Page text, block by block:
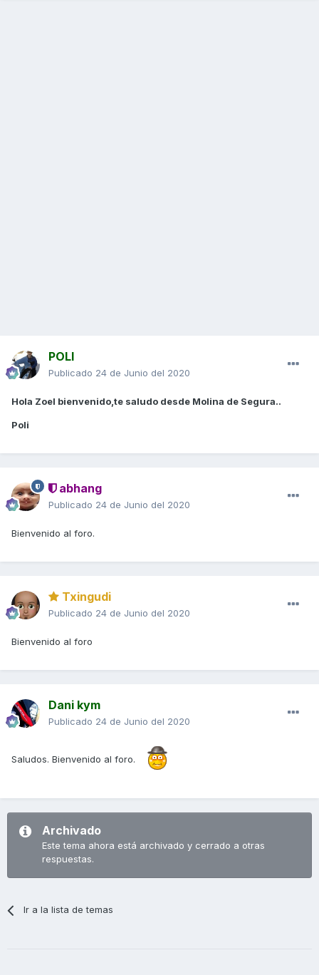
POLI
Publicado 24 de Junio del 2020
Hola Zoel bienvenido,te saludo desde Molina de Segura..
Poli
abhang
Publicado 24 de Junio del 2020
Bienvenido al foro.
Txingudi
Publicado 24 de Junio del 2020
Bienvenido al foro
Dani kym
Publicado 24 de Junio del 2020
Saludos. Bienvenido al foro.
Archivado
Este tema ahora está archivado y cerrado a otras
respuestas.
Ir a la lista de temas